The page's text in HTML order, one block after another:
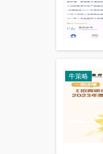
牛策略